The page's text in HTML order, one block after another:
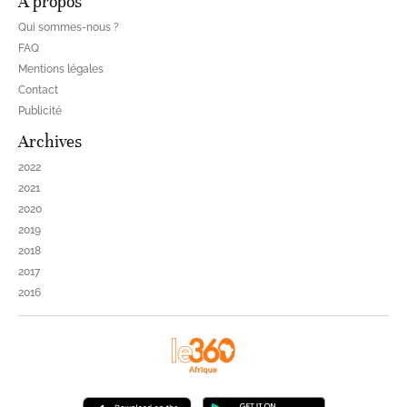
Qui sommes-nous ?
FAQ
Mentions légales
Contact
Publicité
Archives
2022
2021
2020
2019
2018
2017
2016